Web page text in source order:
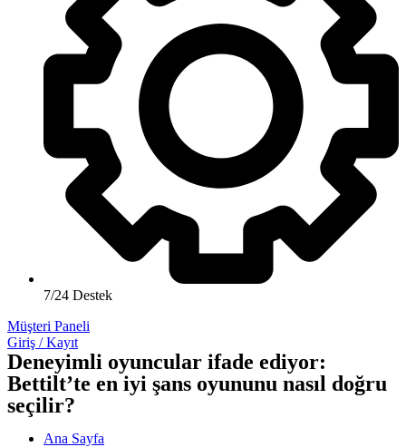
7/24 Destek
Müşteri Paneli
Giriş / Kayıt
Deneyimli oyuncular ifade ediyor:
Bettilt’te en iyi şans oyununu nasıl doğru
seçilir?
Ana Sayfa